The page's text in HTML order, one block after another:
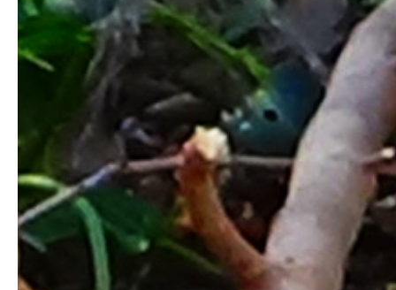
Description de l'annonce
Apres taille-> mes cerisiers me reste le bois des branches
taillées
avt de les deposer a dechetterie JE DONNE
peut etre cà peut interesser qqu'un (je ne peux pas le broyer
pas de broyeuse photo jointe petite Qtite longueurs inf 1m
ma tronconneuse m'a laché
bonne semaine a tous
#entretien espace vert